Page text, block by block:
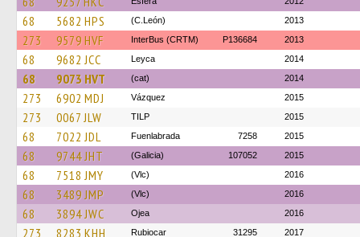
68 5682 HPS (C.León) 2013
273 9579 HVF InterBus (CRTM) P136684 2013
68 9682 JCC Leyca 2014
68 9073 HVT (cat) 2014
273 6902 MDJ Vázquez 2015
273 0067 JLW TILP 2015
68 7022 JDL Fuenlabrada 7258 2015
68 9744 JHT (Galicia) 107052 2015
68 7518 JMY (Vlc) 2016
68 3489 JMP (Vlc) 2016
68 3894 JWC Ojea 2016
273 8283 KHH Rubiocar 31295 2017